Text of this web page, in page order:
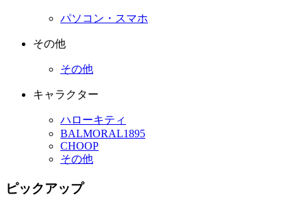
パソコン・スマホ
その他
その他
キャラクター
ハローキティ
BALMORAL1895
CHOOP
その他
ピックアップ